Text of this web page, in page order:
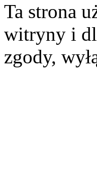
Ta strona
witryny i
zgody,